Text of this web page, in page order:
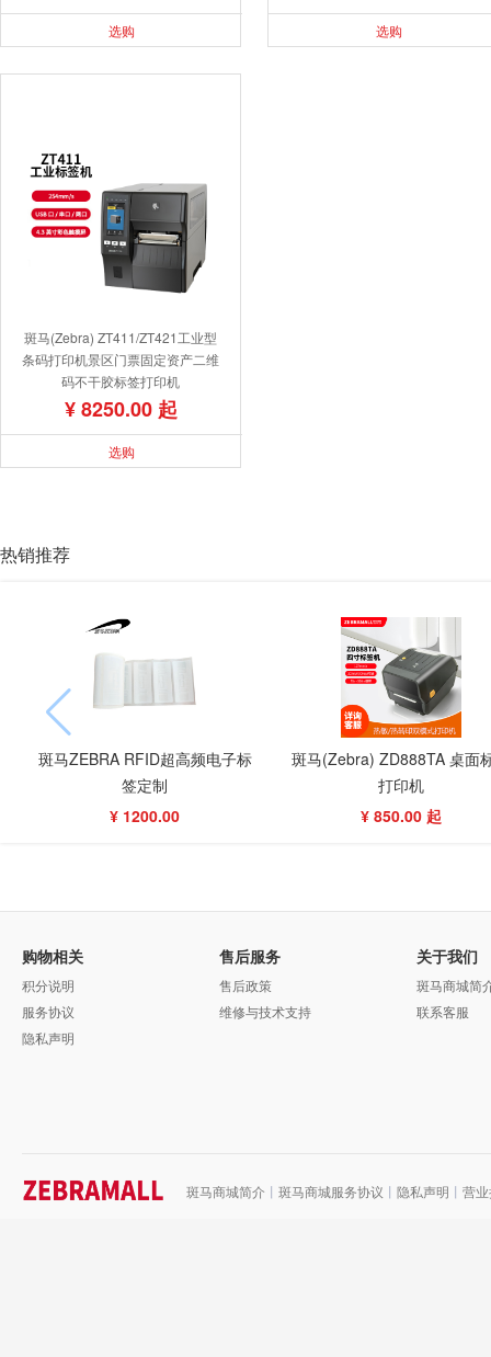
选购 选购
斑马(Zebra) ZT411/ZT421工业型
条码打印机景区门票固定资产二维
码不干胶标签打印机
¥ 8250.00 起
选购
热销推荐
斑马ZEBRA RFID超高频电子标
签定制
¥ 1200.00
斑马(Zebra) ZD888TA 桌面
打印机
¥ 850.00 起
购物相关
积分说明
服务协议
隐私声明
售后服务
售后政策
维修与技术支持
关于我们
斑马商城简
联系客服
斑马商城简介 丨 斑马商城服务协议 丨 隐私声明 丨 营